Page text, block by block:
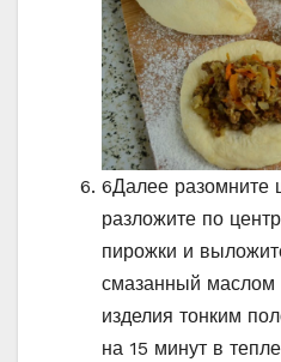
6Далее разомните
разложите по
пирожки и
смазанный маслом
изделия тонким
на 15 минут в